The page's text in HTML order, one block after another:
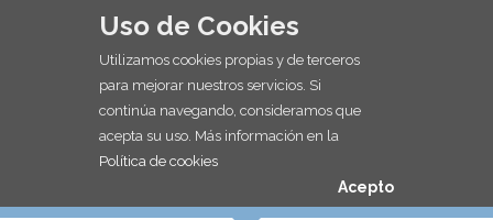
Uso de Cookies
Utilizamos cookies propias y de terceros
para mejorar nuestros servicios. Si
continúa navegando, consideramos que
acepta su uso. Más información en la
Política de cookies
Acepto